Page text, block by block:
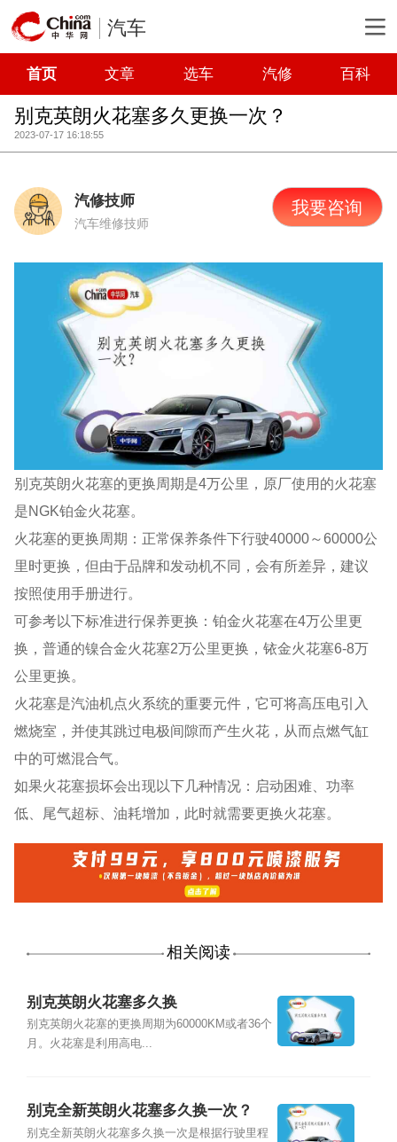
汽车
首页 文章 选车 汽修 百科
别克英朗火花塞多久更换一次？
2023-07-17 16:18:55
汽修技师
汽车维修技师
我要咨询
别克英朗火花塞的更换周期是4万公里，原厂使用的火花塞
是NGK铂金火花塞。
火花塞的更换周期：正常保养条件下行驶40000～60000公
里时更换，但由于品牌和发动机不同，会有所差异，建议
按照使用手册进行。
可参考以下标准进行保养更换：铂金火花塞在4万公里更
换，普通的镍合金火花塞2万公里更换，铱金火花塞6-8万
公里更换。
火花塞是汽油机点火系统的重要元件，它可将高压电引入
燃烧室，并使其跳过电极间隙而产生火花，从而点燃气缸
中的可燃混合气。
如果火花塞损坏会出现以下几种情况：启动困难、功率
低、尾气超标、油耗增加，此时就需要更换火花塞。
相关阅读
别克英朗火花塞多久换
别克英朗火花塞的更换周期为60000KM或者36个
月。火花塞是利用高电...
别克全新英朗火花塞多久换一次？
别克全新英朗火花塞多久换一次是根据行驶里程